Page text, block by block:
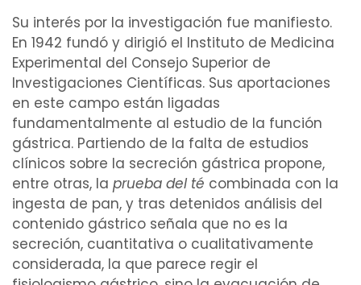
Su interés por la investigación fue manifiesto.
En 1942 fundó y dirigió el Instituto de Medicina
Experimental del Consejo Superior de
Investigaciones Científicas. Sus aportaciones
en este campo están ligadas
fundamentalmente al estudio de la función
gástrica. Partiendo de la falta de estudios
clínicos sobre la secreción gástrica propone,
entre otras, la prueba del té combinada con la
ingesta de pan, y tras detenidos análisis del
contenido gástrico señala que no es la
secreción, cuantitativa o cualitativamente
considerada, la que parece regir el